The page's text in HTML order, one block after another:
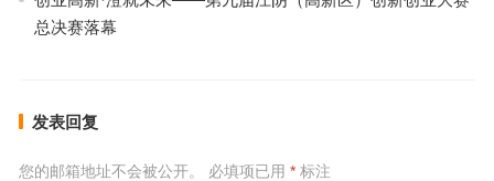
总决赛落幕
发表回复
您的邮箱地址不会被公开。 必填项已用 *标注